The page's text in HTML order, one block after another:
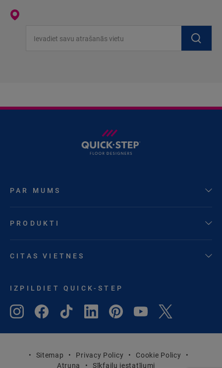
PAR MUMS
PRODUKTI
CITAS VIETNES
IZPILDIET QUICK-STEP
Sitemap Privacy Policy
Cookie Policy
Atruna
Sīkfailu iestatījumi